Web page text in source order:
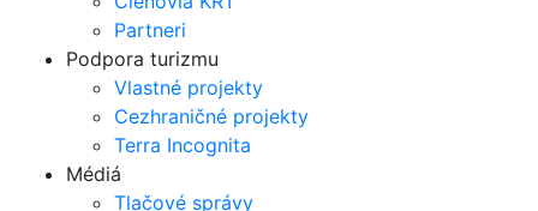
Partneri
Podpora turizmu
Vlastné projekty
Cezhraničné projekty
Terra Incognita
Médiá
Tlačové správy